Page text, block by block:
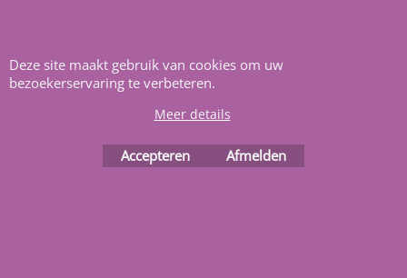
Deze site maakt gebruik van cookies om uw
bezoekerservaring te verbeteren.
Meer details
Accepteren Afmelden